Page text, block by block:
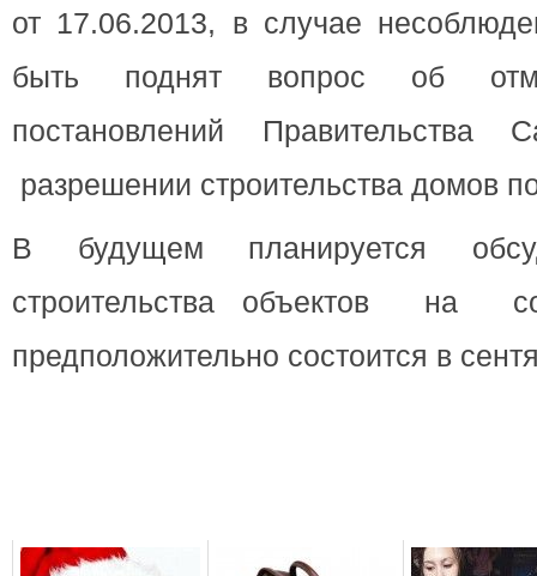
от 17.06.2013, в случае
быть поднят вопрос об
постановлений Правительства
разрешении строительства домов
В будущем планируется
строительства объектов на
предположительно состоится в